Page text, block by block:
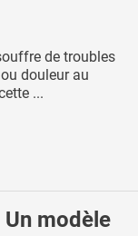
de troubles
douleur au
...
Un modèle